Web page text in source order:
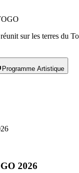
sur les terres du
Programme Artistique
2026